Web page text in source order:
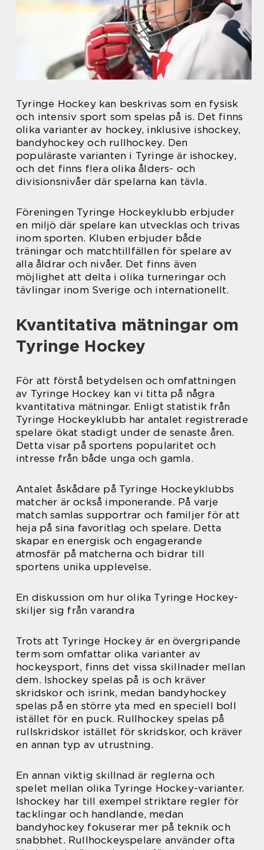
Tyringe Hockey kan beskrivas som en fysisk
och intensiv sport som spelas på is. Det finns
olika varianter av hockey, inklusive ishockey,
bandyhockey och rullhockey. Den
populäraste varianten i Tyringe är ishockey,
och det finns flera olika ålders- och
divisionsnivåer där spelarna kan tävla.
Föreningen Tyringe Hockeyklubb erbjuder
en miljö där spelare kan utvecklas och trivas
inom sporten. Kluben erbjuder både
träningar och matchtillfällen för spelare av
alla åldrar och nivåer. Det finns även
möjlighet att delta i olika turneringar och
tävlingar inom Sverige och internationellt.
Kvantitativa mätningar om
Tyringe Hockey
För att förstå betydelsen och omfattningen
av Tyringe Hockey kan vi titta på några
kvantitativa mätningar. Enligt statistik från
Tyringe Hockeyklubb har antalet registrerade
spelare ökat stadigt under de senaste åren.
Detta visar på sportens popularitet och
intresse från både unga och gamla.
Antalet åskådare på Tyringe Hockeyklubbs
matcher är också imponerande. På varje
match samlas supportrar och familjer för att
heja på sina favoritlag och spelare. Detta
skapar en energisk och engagerande
atmosfär på matcherna och bidrar till
sportens unika upplevelse.
En diskussion om hur olika Tyringe Hockey-
skiljer sig från varandra
Trots att Tyringe Hockey är en övergripande
term som omfattar olika varianter av
hockeysport, finns det vissa skillnader mellan
dem. Ishockey spelas på is och kräver
skridskor och isrink, medan bandyhockey
spelas på en större yta med en speciell boll
istället för en puck. Rullhockey spelas på
rullskridskor istället för skridskor, och kräver
en annan typ av utrustning.
En annan viktig skillnad är reglerna och
spelet mellan olika Tyringe Hockey-varianter.
Ishockey har till exempel striktare regler för
tacklingar och handlande, medan
bandyhockey fokuserar mer på teknik och
snabbhet. Rullhockeyspelare använder ofta